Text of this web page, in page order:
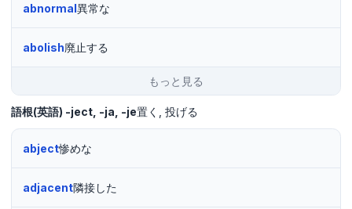
abnormal異常な
abolish廃止する
もっと見る
語根(英語) -ject, -ja, -je置く 投げる
abject惨めな
adjacent隣接した